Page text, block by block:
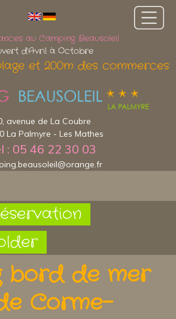
au Camping Beausoleil
d'Avril à Octobre
et 200m des commerces
avenue de La Coubre
La Palmyre - Les Mathes
: 05 46 22 30 03
bord de mer
Corme-